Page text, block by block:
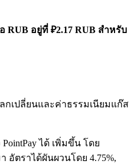
ลหะมีค่า และสินค้าโภคภัณฑ์
RUB อยู่ที่ ₽2.17 RUB สำหรับ
กเปลี่ยนและค่าธรรมเนียมแก๊ส
ได้ เพิ่มขึ้น โดย
อัตราได้ผันผวนโดย 4.75%,